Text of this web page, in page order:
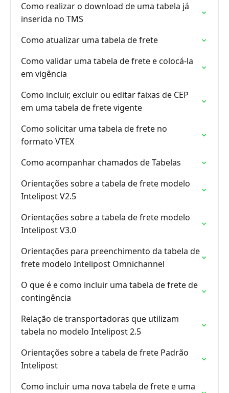
Como realizar o download de uma tabela já
inserida no TMS
Como atualizar uma tabela de frete
Como validar uma tabela de frete e colocá-la
em vigência
Como incluir, excluir ou editar faixas de CEP
em uma tabela de frete vigente
Como solicitar uma tabela de frete no
formato VTEX
Como acompanhar chamados de Tabelas
Orientações sobre a tabela de frete modelo
Intelipost V2.5
Orientações sobre a tabela de frete modelo
Intelipost V3.0
Orientações para preenchimento da tabela de
frete modelo Intelipost Omnichannel
O que é e como incluir uma tabela de frete de
contingência
Relação de transportadoras que utilizam
tabela no modelo Intelipost 2.5
Orientações sobre a tabela de frete Padrão
Intelipost
Como incluir uma nova tabela de frete e uma